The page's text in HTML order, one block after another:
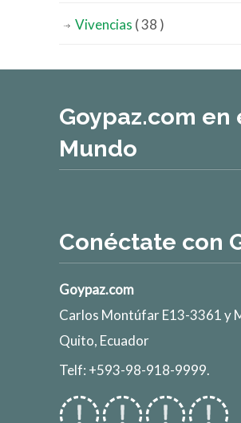
Vivencias ( 38 )
Goypaz.com en
Mundo
Conéctate con
Goypaz.com
Carlos Montúfar E13-3361 y
Quito, Ecuador
Telf: +593-98-918-9999.